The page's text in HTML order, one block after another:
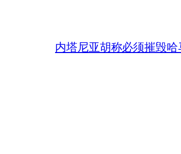
内塔尼亚胡称必须摧毁